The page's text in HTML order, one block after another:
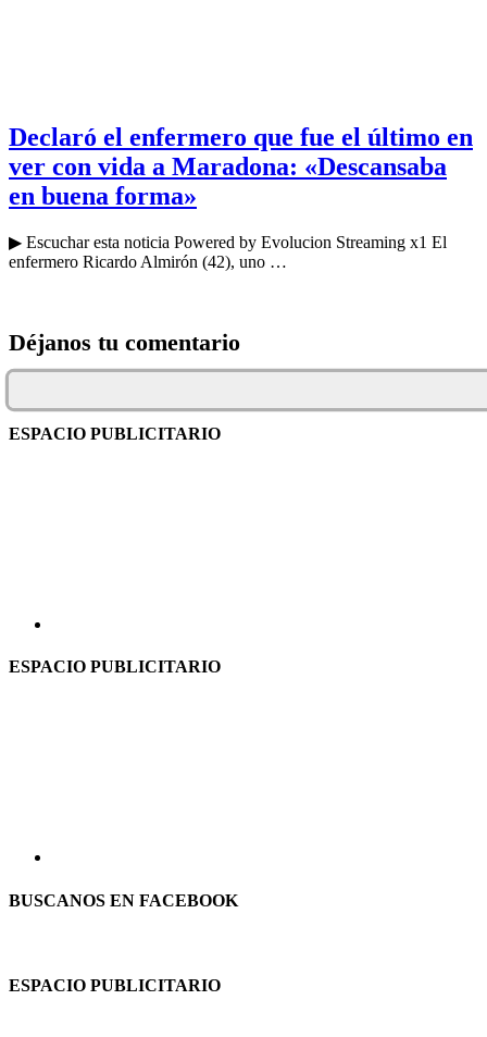
Declaró el enfermero que fue el último en
ver con vida a Maradona: «Descansaba
en buena forma»
▶ Escuchar esta noticia Powered by Evolucion Streaming x1 El
enfermero Ricardo Almirón (42), uno …
Déjanos tu comentario
ESPACIO PUBLICITARIO
ESPACIO PUBLICITARIO
BUSCANOS EN FACEBOOK
ESPACIO PUBLICITARIO